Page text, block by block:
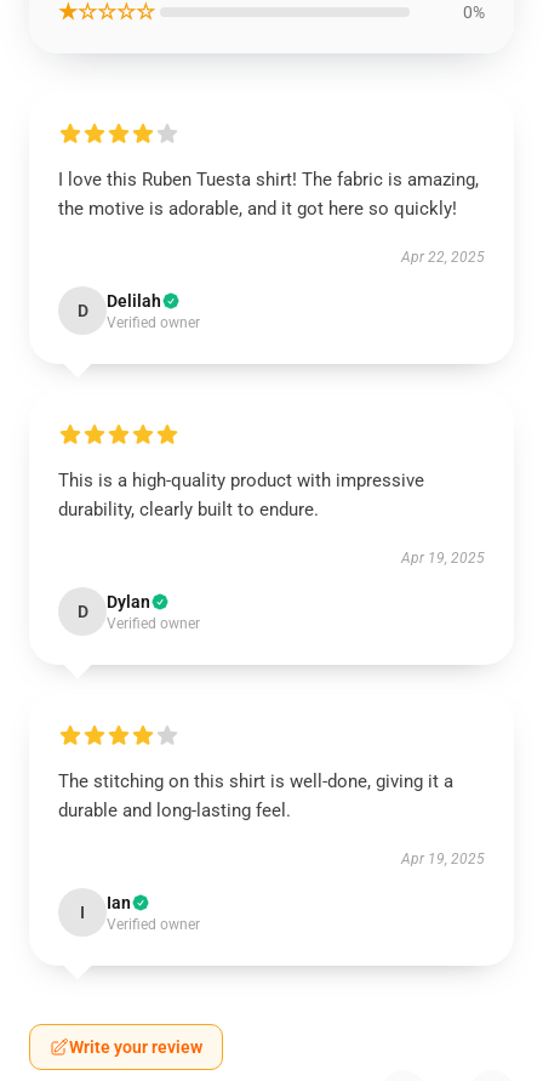
★☆☆☆☆ 0%
I love this Ruben Tuesta shirt! The fabric is amazing,
the motive is adorable, and it got here so quickly!
Apr 22, 2025
D Delilah
Verified owner
This is a high-quality product with impressive
durability, clearly built to endure.
Apr 19, 2025
D Dylan
Verified owner
The stitching on this shirt is well-done, giving it a
durable and long-lasting feel.
Apr 19, 2025
I Ian
Verified owner
Write your review